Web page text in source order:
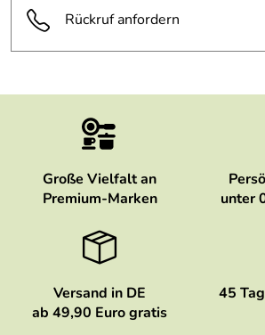
Rückruf anfordern
Große Vielfalt an
Premium-Marken
unter
Versand in DE
ab 49,90 Euro gratis
45